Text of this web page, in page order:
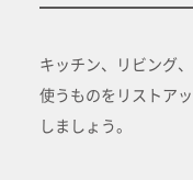
キッチン、リビング
使うものをリストア
しましょう。